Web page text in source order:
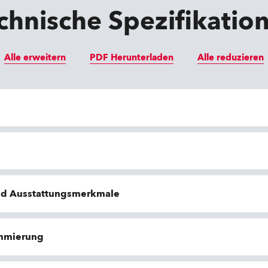
Alle erweitern PDF Herunterladen Alle reduzieren
Ausstattungsmerkmale